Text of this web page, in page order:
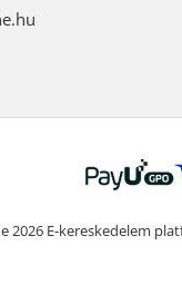
2026 E-kereskedelem